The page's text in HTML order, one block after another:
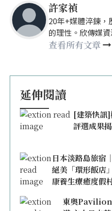
許家禎
20年+媒體淬鍊，
的理性。欣傳媒
查看所有文章
延伸閱讀
[建築快訊
評選成果
日本淡路島旅宿
絕美「環形飯店
康養生療癒度假
東奧